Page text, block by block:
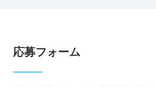
応募フォーム